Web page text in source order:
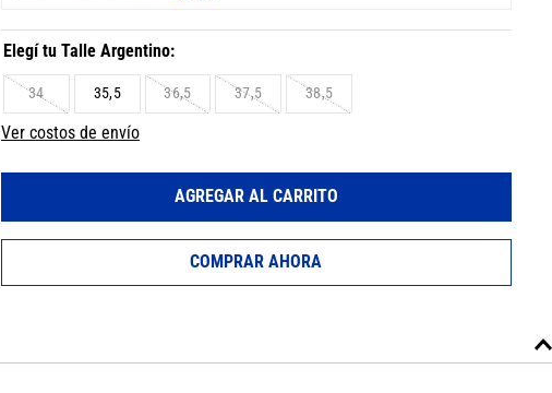
34 35,5 36,5 37,5 38,5
Ver costos de envío
AGREGAR AL CARRITO
COMPRAR AHORA